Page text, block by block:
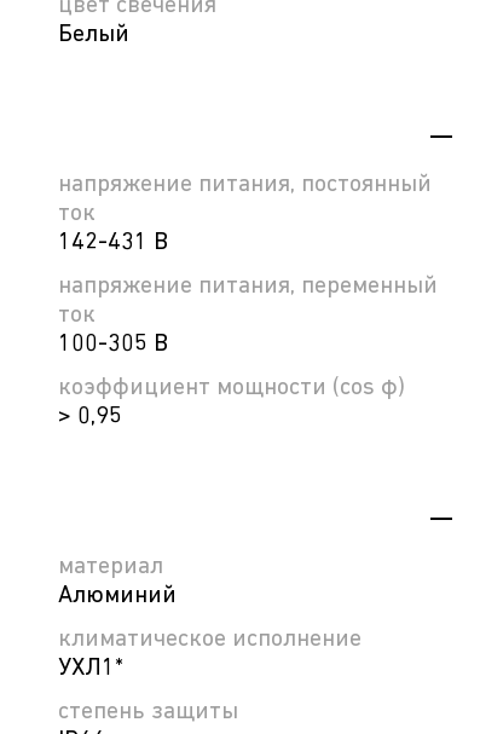
цвет свечения
Белый
напряжение питания, постоянный
ток
142-431 В
напряжение питания, переменный
ток
100-305 В
коэффициент мощности (cos φ)
> 0,95
материал
Алюминий
климатическое исполнение
УХЛ1*
степень защиты